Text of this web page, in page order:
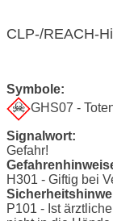
CLP-/REACH-
Symbole:
GHS07 -
Signalwort:
Gefahr!
H301 - Giftig bei
P101 - Ist